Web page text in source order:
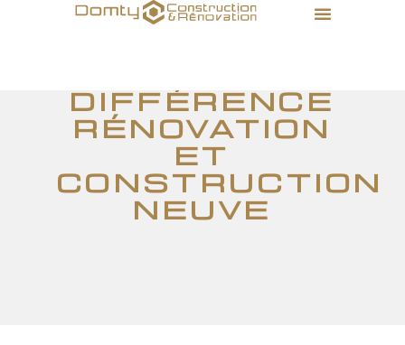
différence
rénovation
et
construction
neuve